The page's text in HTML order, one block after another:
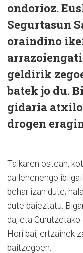
ondorioz.
Segurtasun
oraindino
geldirik
batek jo du.
gidaria
drogen
Talkaren ostean,
da lehenengo
behar izan dute;
dute baieztatu.
da, eta Gurutzetako
Hori bai, ertzainek
baitzegoen.